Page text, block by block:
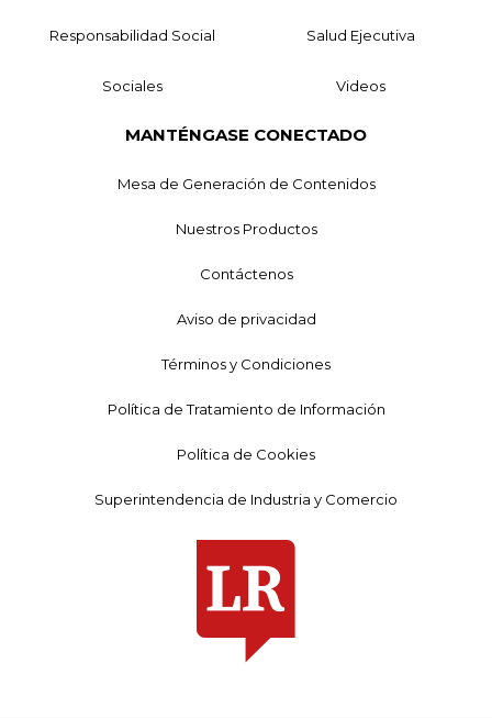
Responsabilidad Social Salud Ejecutiva
Sociales Videos
MANTÉNGASE CONECTADO
Mesa de Generación de Contenidos
Nuestros Productos
Contáctenos
Aviso de privacidad
Términos y Condiciones
Política de Tratamiento de Información
Política de Cookies
Superintendencia de Industria y Comercio